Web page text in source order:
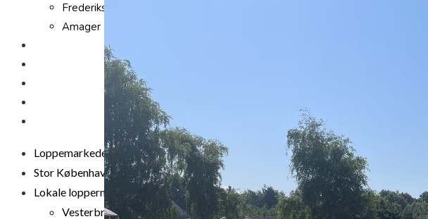
Frederiksberg
Amager
KØBENHAVNS OMEGN
LOPPEMARKED I DAG
JULEMARKEDER 2026
DIT LOPPEMARKED
Loppemarkeder NU! – 2026
Stor København
Lokale loppermarkeder
Vesterbro